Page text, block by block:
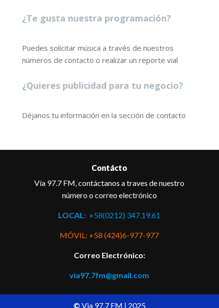
¿Te gusta nuestra programación?
Puedes solicitar música a través de nuestros
números de contacto o realizar un reporte vial
¿Quieres publicidad para tu negocio?
Déjanos tu información en la sección de contacto
Contácto
Vía 97.7 FM, contáctanos a traves de nuestro
número o correo electrónico
LOCAL: +58(0212) 347.19.61
MÓVIL: +58 (424)6-977-977
Correo Electrónico:
via97.7fm@gmail.com
© Via 97.7 FM | 2025